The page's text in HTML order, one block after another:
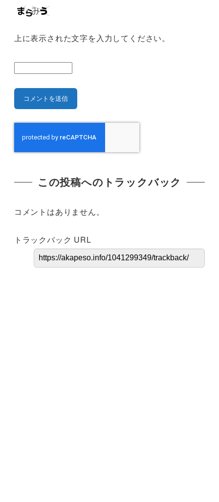
上に表示された文字を入力してください。
この投稿へのトラックバック
コメントはありません。
トラックバック URL